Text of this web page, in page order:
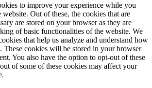
to improve your experience while you
Out of these, the cookies that are
are stored on your browser as they are
of basic functionalities of the website. We
that help us analyze and understand how
These cookies will be stored in your browser
You also have the option to opt-out of these
of some of these cookies may affect your